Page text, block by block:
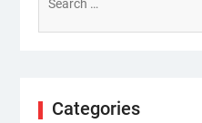
for:
Categories